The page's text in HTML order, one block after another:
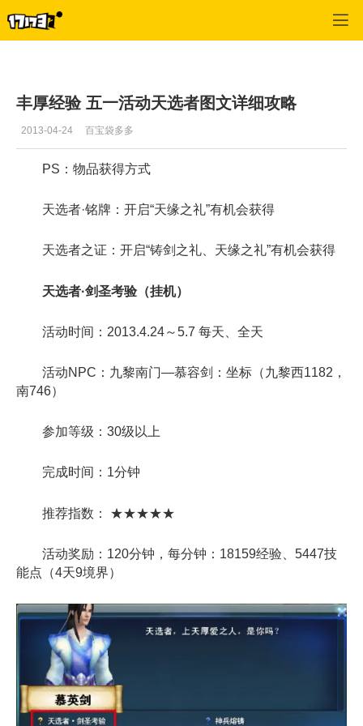
丰厚经验 五一活动天选者图文详细攻略
2013-04-24 百宝袋多多
PS：物品获得方式
天选者·铭牌：开启“天缘之礼”有机会获得
天选者之证：开启“铸剑之礼、天缘之礼”有机会获得
天选者·剑圣考验（挂机）
活动时间：2013.4.24～5.7 每天、全天
活动NPC：九黎南门—慕容剑：坐标（九黎西1182，
南746）
参加等级：30级以上
完成时间：1分钟
推荐指数： ★★★★★
活动奖励：120分钟，每分钟：18159经验、5447技
能点（4天9境界）